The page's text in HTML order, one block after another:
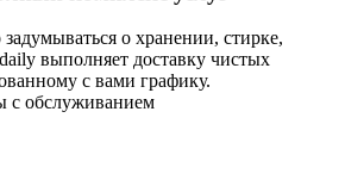
о хранении, стирке,
выполняет доставку чистых
с вами графику.